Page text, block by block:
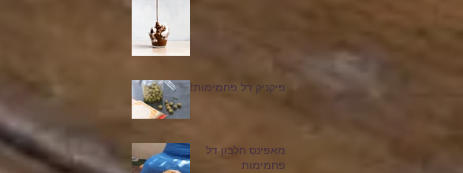
פיקניק דל פחמימות!
מאפינס חלבון דל
פחמימות